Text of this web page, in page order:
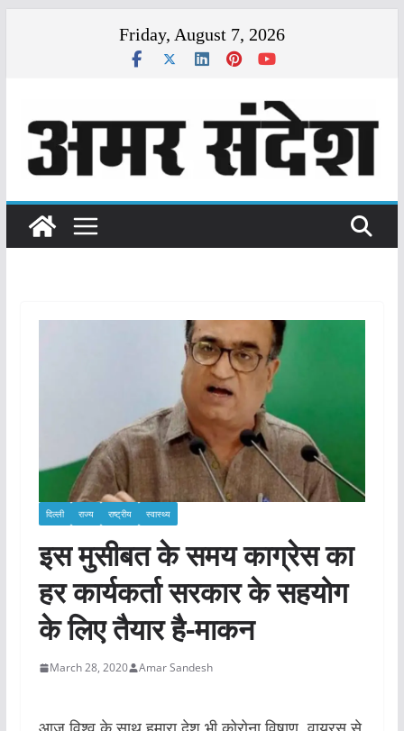
Friday, August 7, 2026
दिल्ली राज्य राष्ट्रीय स्वास्थ्य
इस मुसीबत के समय काग्रेस का
हर कार्यकर्ता सरकार के सहयोग
के लिए तैयार है-माकन
March 28, 2020 Amar Sandesh